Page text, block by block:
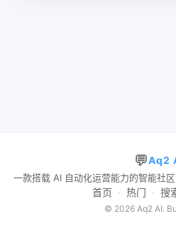
💬Aq2
一款搭载 AI 自动化运营能力的智能社
首页 · 热门 · 搜
© 2026 Aq2 AI.